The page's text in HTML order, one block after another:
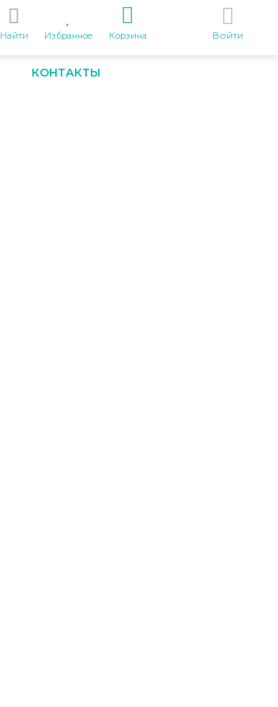
Найти Избранное Корзина Войти
КОНТАКТЫ